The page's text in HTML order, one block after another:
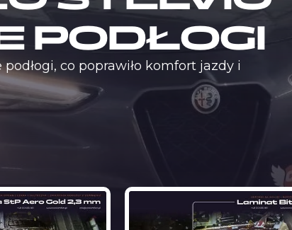
PODŁOGI
co poprawiło komfort jazdy i